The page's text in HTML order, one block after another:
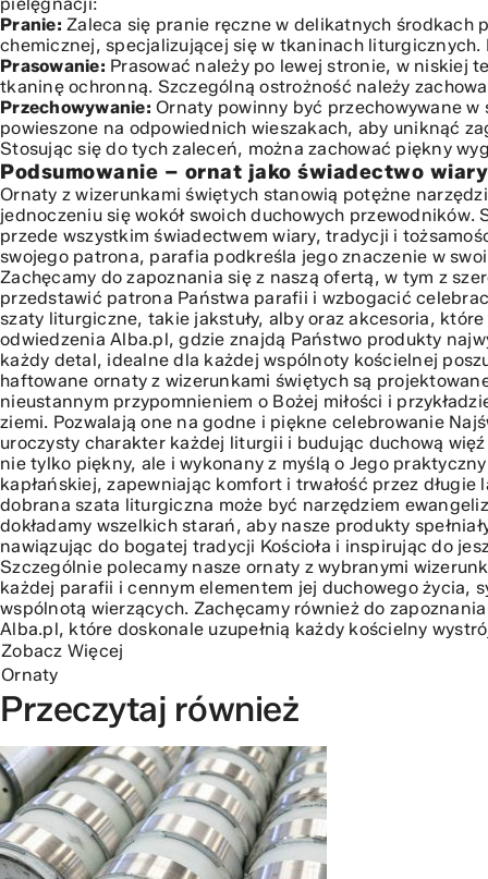
Pranie: Zaleca się pranie ręczne w delikatnych
chemicznej, specjalizującej się w tkaninach liturgicznych.
Prasowanie: Prasować należy po lewej stronie, w niskiej
tkaninę ochronną. Szczególną ostrożność należy
Przechowywanie: Ornaty powinny być przechowywane
powieszone na odpowiednich wieszakach, aby uniknąć
Stosując się do tych zaleceń, można zachować piękny
Podsumowanie – ornat jako świadectwo wiary
Ornaty z wizerunkami świętych stanowią potężne
jednoczeniu się wokół swoich duchowych
przede wszystkim świadectwem wiary, tradycji i
swojego patrona, parafia podkreśla jego znaczenie w
Zachęcamy do zapoznania się z naszą ofertą, w tym z
przedstawić patrona Państwa parafii i wzbogacić
szaty liturgiczne, takie jakstuły, alby oraz akcesoria,
odwiedzenia Alba.pl, gdzie znajdą Państwo produkty
każdy detal, idealne dla każdej wspólnoty kościelnej
haftowane ornaty z wizerunkami świętych są
nieustannym przypomnieniem o Bożej miłości i
ziemi. Pozwalają one na godne i piękne celebrowanie
uroczysty charakter każdej liturgii i budując duchową
nie tylko piękny, ale i wykonany z myślą o Jego
kapłańskiej, zapewniając komfort i trwałość przez
dobrana szata liturgiczna może być narzędziem
dokładamy wszelkich starań, aby nasze produkty
nawiązując do bogatej tradycji Kościoła i inspirując do
Szczególnie polecamy nasze ornaty z wybranymi
każdej parafii i cennym elementem jej duchowego życia,
wspólnotą wierzących. Zachęcamy również do
Alba.pl, które doskonale uzupełnią każdy kościelny
Zobacz Więcej
Ornaty
Przeczytaj również